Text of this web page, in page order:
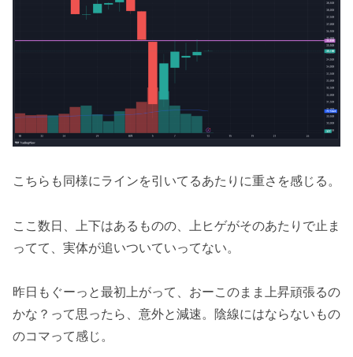
こちらも同様にラインを引いてるあたりに重さを感じる。
ここ数日、上下はあるものの、上ヒゲがそのあたりで止ま
ってて、実体が追いついていってない。
昨日もぐーっと最初上がって、おーこのまま上昇頑張るの
かな？って思ったら、意外と減速。陰線にはならないもの
のコマって感じ。